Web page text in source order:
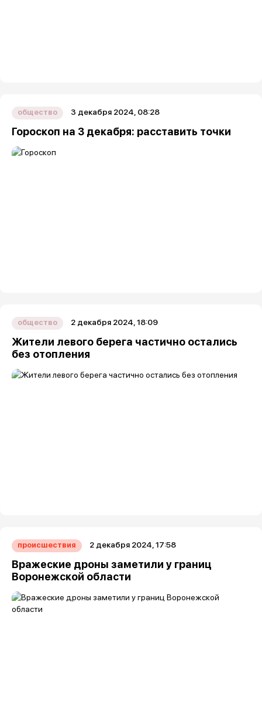
общество 3 декабря 2024, 08:28
Гороскоп на 3 декабря: расставить точки
общество 2 декабря 2024, 18:09
Жители левого берега частично остались
без отопления
происшествия 2 декабря 2024, 17:58
Вражеские дроны заметили у границ
Воронежской области